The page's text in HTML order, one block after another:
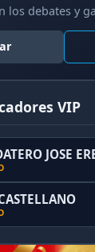
los debates y
VIP
JOSE